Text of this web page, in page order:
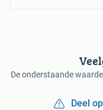
De onderstaande
Deel